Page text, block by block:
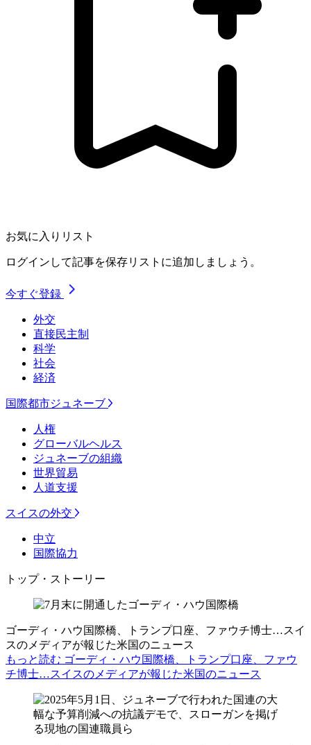
お気に入りリスト
ログインして記事を保存リストに追加しましょう。
今すぐ登録
外交
直接民主制
科学
社会
経済
国際都市ジュネーブ
人権
グローバルヘルス
ジュネーブの組織
世界貿易
人道支援
スイスの外交
中立
国際協力
トップ・ストーリー
ゴーディ・ハウ国際橋、トランプ口座、ファウチ博士…スイ
スのメディアが報じた米国のニュース
もっと読む ゴーディ・ハウ国際橋、トランプ口座、ファウ
チ博士…スイスのメディアが報じた米国のニュース